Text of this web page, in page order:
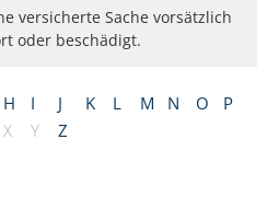
H I J K L M N O
P
X Y Z
versicherte Sache vorsätzlich
oder beschädigt.